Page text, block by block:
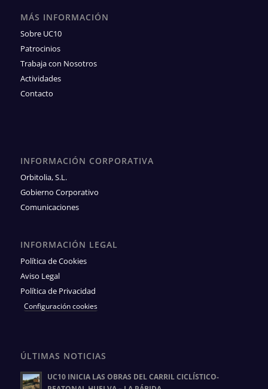
MÁS INFORMACIÓN
Sobre UC10
Patrocinios
Trabaja con Nosotros
Actividades
Contacto
INFORMACIÓN CORPORATIVA
Orbitolia, S.L.
Gobierno Corporativo
Comunicaciones
INFORMACIÓN LEGAL
Política de Cookies
Aviso Legal
Política de Privacidad
Configuración cookies
ÚLTIMAS NOTICIAS
UC10 INICIA LAS OBRAS DEL CARRIL CICLÍSTICO-